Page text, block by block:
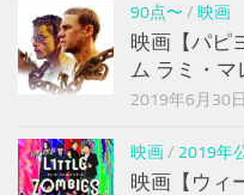
90点〜 / 映画
映画【パピ
ム ラミ・
2019年6月30日
映画/ 2019年
映画【ウィ